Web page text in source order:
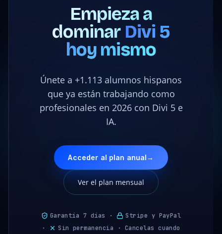
Empieza a
dominar Divi 5
hoy mismo
Únete a +1.113 alumnos hispanos
que ya están trabajando como
profesionales en 2026 con Divi 5 e
IA.
Acceder al plan anual→
Ver el plan mensual
Garantía 7 días ·
Stripe y PayPal
·
Sin permanencia · Cancelas cuando